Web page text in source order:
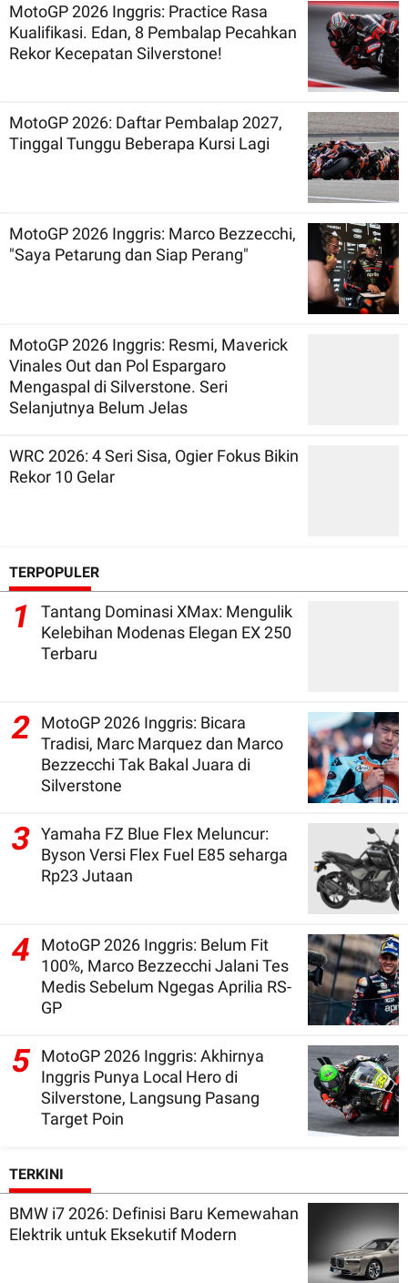
MotoGP 2026 Inggris: Practice Rasa
Kualifikasi. Edan, 8 Pembalap Pecahkan
Rekor Kecepatan Silverstone!
MotoGP 2026: Daftar Pembalap 2027,
Tinggal Tunggu Beberapa Kursi Lagi
MotoGP 2026 Inggris: Marco Bezzecchi,
"Saya Petarung dan Siap Perang"
MotoGP 2026 Inggris: Resmi, Maverick
Vinales Out dan Pol Espargaro
Mengaspal di Silverstone. Seri
Selanjutnya Belum Jelas
WRC 2026: 4 Seri Sisa, Ogier Fokus Bikin
Rekor 10 Gelar
TERPOPULER
1
Tantang Dominasi XMax: Mengulik
Kelebihan Modenas Elegan EX 250
Terbaru
2
MotoGP 2026 Inggris: Bicara
Tradisi, Marc Marquez dan Marco
Bezzecchi Tak Bakal Juara di
Silverstone
3 Yamaha FZ Blue Flex Meluncur:
Byson Versi Flex Fuel E85 seharga
Rp23 Jutaan
4
MotoGP 2026 Inggris: Belum Fit
100%, Marco Bezzecchi Jalani Tes
Medis Sebelum Ngegas Aprilia RS-
GP
5 MotoGP 2026 Inggris: Akhirnya
Inggris Punya Local Hero di
Silverstone, Langsung Pasang
Target Poin
TERKINI
BMW i7 2026: Definisi Baru Kemewahan
Elektrik untuk Eksekutif Modern